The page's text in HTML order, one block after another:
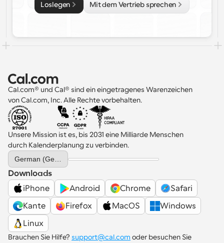
Loslegen Mit dem Vertrieb sprechen
Cal.com® und Cal® sind ein eingetragenes Warenzeichen
von Cal.com, Inc. Alle Rechte vorbehalten.
Unsere Mission ist es, bis 2031 eine Milliarde Menschen
durch Kalenderplanung zu verbinden.
Select Language
Downloads
iPhone
Android Chrome
Safari
Kante
Firefox MacOS
Windows
Linux
Brauchen Sie Hilfe? support@cal.com